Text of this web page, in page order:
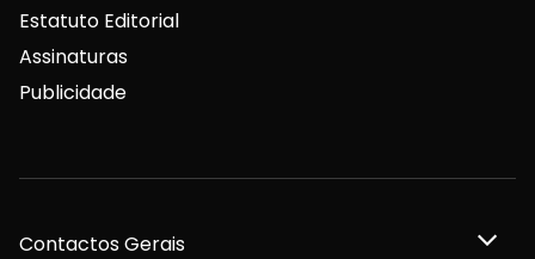
Estatuto Editorial
Assinaturas
Publicidade
Contactos Gerais